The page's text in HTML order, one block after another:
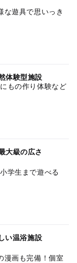
な遊具で思いっき
体験型施設
もの作り体験など
大級の広さ
学生まで遊べる
い温浴施設
漫画も完備！個室